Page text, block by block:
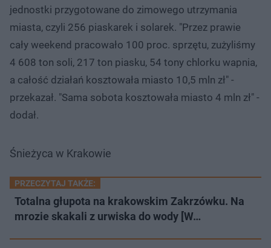
jednostki przygotowane do zimowego utrzymania
miasta, czyli 256 piaskarek i solarek. "Przez prawie
cały weekend pracowało 100 proc. sprzętu, zużyliśmy
4 608 ton soli, 217 ton piasku, 54 tony chlorku wapnia,
a całość działań kosztowała miasto 10,5 mln zł" -
przekazał. "Sama sobota kosztowała miasto 4 mln zł" -
dodał.
Śnieżyca w Krakowie
PRZECZYTAJ TAKŻE:
Totalna głupota na krakowskim Zakrzówku. Na
mrozie skakali z urwiska do wody [W…